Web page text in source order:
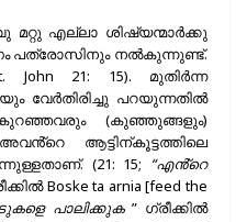
മറ്റു എല്ലാ ശിഷ്യന്മാർക്കു
പത്രോസിനും നൽകുന്നുണ്ട്.
John 21: 15). മുതിർന്ന
പറയുന്നതിൽ
(കുഞ്ഞുങ്ങളും)
ആട്ടിന്കൂട്ടത്തിലെ
(21: 15; “എൻ്റെ
Boske ta arnia [feed the
പാലിക്കുക” ഗ്രീക്കിൽ